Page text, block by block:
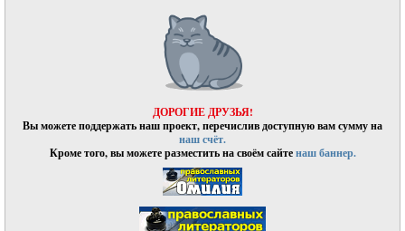
ДОРОГИЕ ДРУЗЬЯ!
Вы можете поддержать наш проект, перечислив доступную вам сумму на
наш счёт.
Кроме того, вы можете разместить на своём сайтенаш баннер.